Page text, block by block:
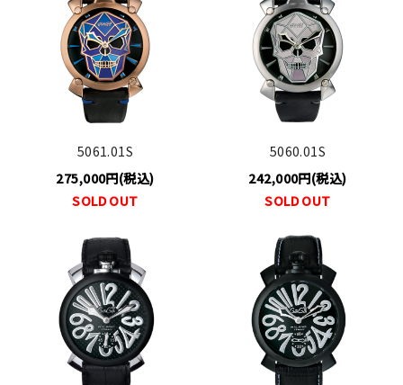
5061.01S
275,000円(税込)
SOLD OUT
5060.01S
242,000円(税込)
SOLD OUT